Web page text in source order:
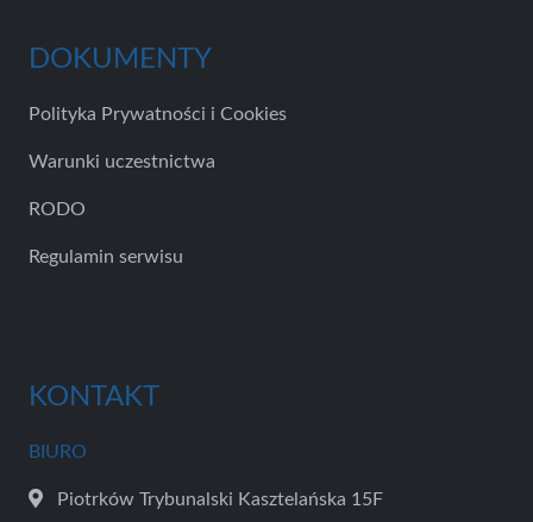
DOKUMENTY
Polityka Prywatności i Cookies
Warunki uczestnictwa
RODO
Regulamin serwisu
KONTAKT
BIURO
Piotrków Trybunalski Kasztelańska 15F